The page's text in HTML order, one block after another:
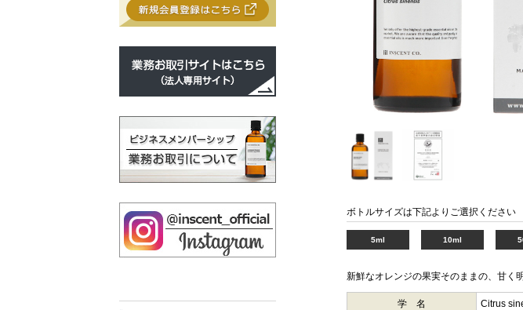
ボトルサイズは下記よりご選択ください
5ml 10ml
新鮮なオレンジの果実そのままの、甘く
学 名 Citrus